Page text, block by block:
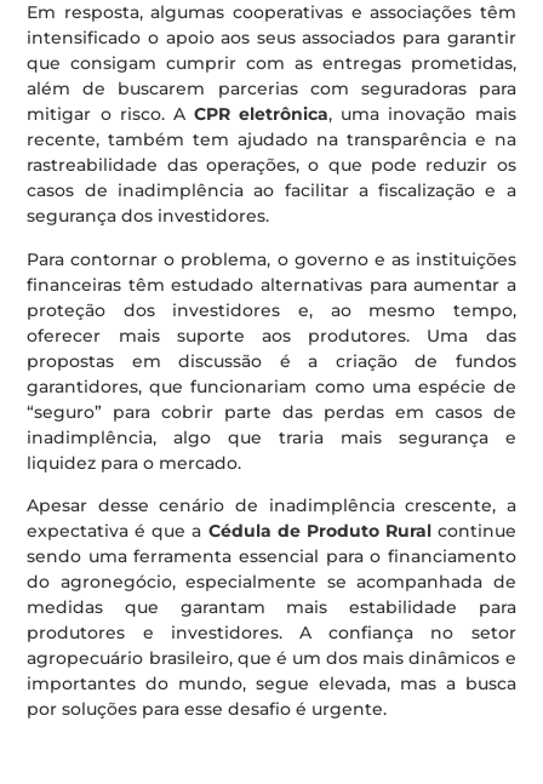
Em resposta, algumas cooperativas e associações têm
intensificado o apoio aos seus associados para garantir
que consigam cumprir com as entregas prometidas,
além de buscarem parcerias com seguradoras para
mitigar o risco. A CPR eletrônica, uma inovação mais
recente, também tem ajudado na transparência e na
rastreabilidade das operações, o que pode reduzir os
casos de inadimplência ao facilitar a fiscalização e a
segurança dos investidores.
Para contornar o problema, o governo e as instituições
financeiras têm estudado alternativas para aumentar a
proteção dos investidores e, ao mesmo tempo,
oferecer mais suporte aos produtores. Uma das
propostas em discussão é a criação de fundos
garantidores, que funcionariam como uma espécie de
“seguro” para cobrir parte das perdas em casos de
inadimplência, algo que traria mais segurança e
liquidez para o mercado.
Apesar desse cenário de inadimplência crescente, a
expectativa é que a Cédula de Produto Ruralcontinue
sendo uma ferramenta essencial para o financiamento
do agronegócio, especialmente se acompanhada de
medidas que garantam mais estabilidade para
produtores e investidores. A confiança no setor
agropecuário brasileiro, que é um dos mais dinâmicos e
importantes do mundo, segue elevada, mas a busca
por soluções para esse desafio é urgente.